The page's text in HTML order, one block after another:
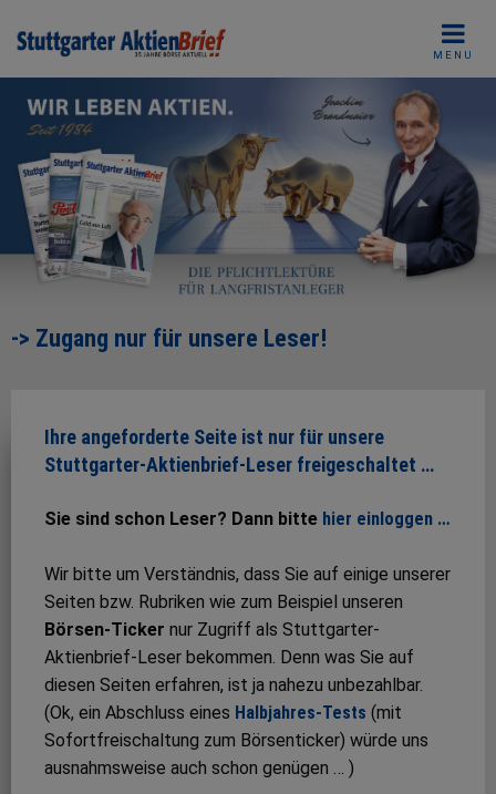
MENU
-> Zugang nur für unsere Leser!
Ihre angeforderte Seite ist nur für unsere
Stuttgarter-Aktienbrief-Leser freigeschaltet …
Sie sind schon Leser? Dann bitte hier einloggen …
Wir bitte um Verständnis, dass Sie auf einige unserer
Seiten bzw. Rubriken wie zum Beispiel unseren
Börsen-Ticker nur Zugriff als Stuttgarter-
Aktienbrief-Leser bekommen. Denn was Sie auf
diesen Seiten erfahren, ist ja nahezu unbezahlbar.
(Ok, ein Abschluss eines Halbjahres-Tests (mit
Sofortfreischaltung zum Börsenticker) würde uns
ausnahmsweise auch schon genügen … )